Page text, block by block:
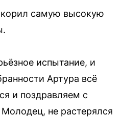
самую высокую
испытание, и
Артура всё
и поздравляем с
не растерялся